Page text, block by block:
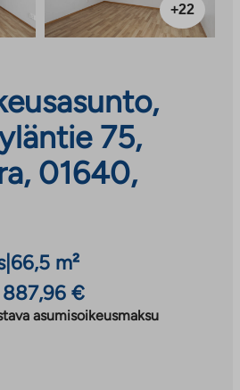
+22
75,
01640,
| 66,5 m²
€
asumisoikeusmaksu